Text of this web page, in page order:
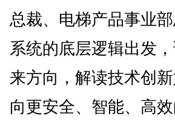
总裁、电梯产品事业
系统的底层逻辑出发
来方向，解读技术创
向更安全、智能、高